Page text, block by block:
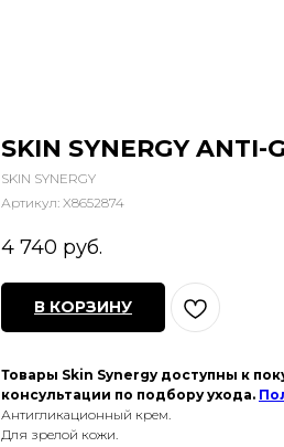
SKIN SYNERGY ANTI-
SKIN SYNERGY
Артикул: X8652874
4 740 руб.
В КОРЗИНУ
Товары Skin Synergy доступны к
консультации по подбору ухода.
Антигликационный крем.
Для зрелой кожи.